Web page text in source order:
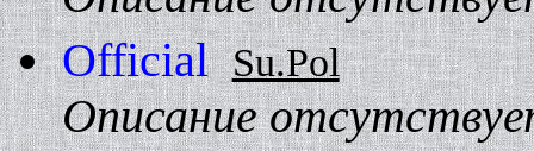
Official Su.Pol
Описание